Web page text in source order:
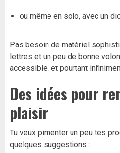
ou même en solo, avec un
Pas besoin de matériel
lettres et un peu de bonne
accessible, et pourtant
Des idées pour
plaisir
Tu veux pimenter un peu tes
quelques suggestions :